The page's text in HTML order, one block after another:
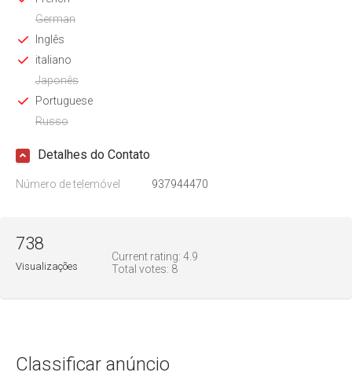
German
Inglês
italiano
Japonês
Portuguese
Russo
Detalhes do Contato
Número de telemóvel 937944470
Current rating: 4.9
Total votes: 8
738
Visualizações
Classificar anúncio